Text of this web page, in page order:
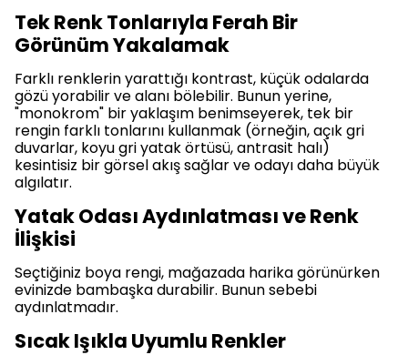
Tek Renk Tonlarıyla Ferah Bir
Görünüm Yakalamak
Farklı renklerin yarattığı kontrast, küçük odalarda
gözü yorabilir ve alanı bölebilir. Bunun yerine,
"monokrom" bir yaklaşım benimseyerek, tek bir
rengin farklı tonlarını kullanmak (örneğin, açık gri
duvarlar, koyu gri yatak örtüsü, antrasit halı)
kesintisiz bir görsel akış sağlar ve odayı daha büyük
algılatır.
Yatak Odası Aydınlatması ve Renk
İlişkisi
Seçtiğiniz boya rengi, mağazada harika görünürken
evinizde bambaşka durabilir. Bunun sebebi
aydınlatmadır.
Sıcak Işıkla Uyumlu Renkler